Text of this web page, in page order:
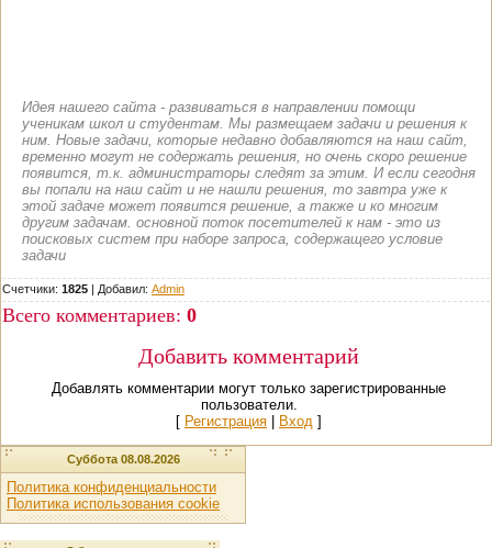
Идея нашего сайта - развиваться в направлении помощи
ученикам школ и студентам. Мы размещаем задачи и решения к
ним. Новые задачи, которые недавно добавляются на наш сайт,
временно могут не содержать решения, но очень скоро решение
появится, т.к. администраторы следят за этим. И если сегодня
вы попали на наш сайт и не нашли решения, то завтра уже к
этой задаче может появится решение, а также и ко многим
другим задачам. основной поток посетителей к нам - это из
поисковых систем при наборе запроса, содержащего условие
задачи
Счетчики: 1825 | Добавил: Admin
Всего комментариев: 0
Добавить комментарий
Добавлять комментарии могут только зарегистрированные
пользователи.
[ Регистрация Вход ]
Суббота 08.08.2026
Политика конфиденциальности
Политика использования cookie